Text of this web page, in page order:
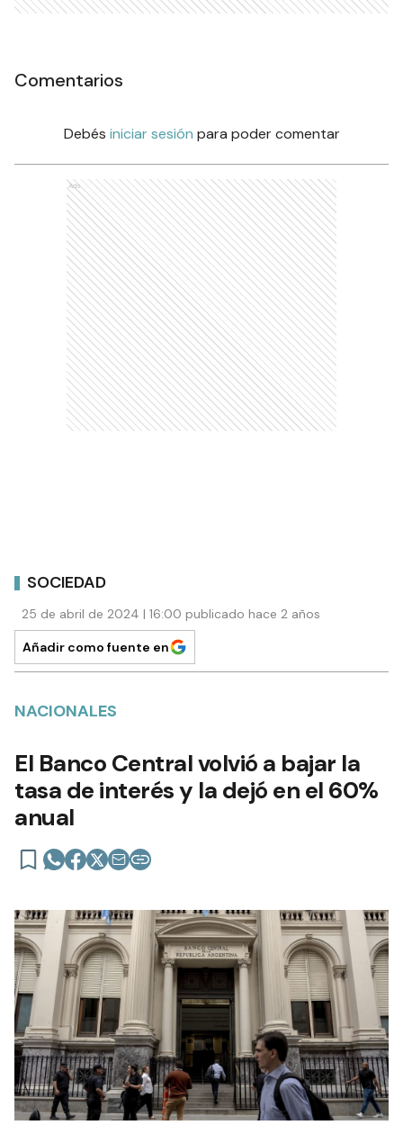
Comentarios
Debés iniciar sesión para poder comentar
Ads
SOCIEDAD
25 de abril de 2024 | 16:00 publicado hace 2 años
Añadir como fuente en
NACIONALES
El Banco Central volvió a bajar la
tasa de interés y la dejó en el 60%
anual